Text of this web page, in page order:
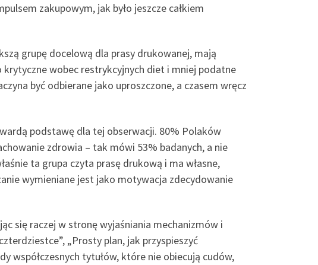
zakupowym, jak było jeszcze całkiem
grupę docelową dla prasy drukowanej, mają
wobec restrykcyjnych diet i mniej podatne
być odbierane jako uproszczone, a czasem wręcz
podstawę dla tej obserwacji. 80% Polaków
zdrowia – tak mówi 53% badanych, a nie
ta grupa czyta prasę drukową i ma własne,
wymieniane jest jako motywacja zdecydowanie
się raczej w stronę wyjaśniania mechanizmów i
„Prosty plan, jak przyspieszyć
współczesnych tytułów, które nie obiecują cudów,